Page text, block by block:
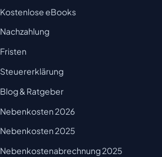
Kostenlose eBooks
Nachzahlung
Fristen
Steuererklärung
Blog & Ratgeber
Nebenkosten 2026
Nebenkosten 2025
Nebenkostenabrechnung 2025